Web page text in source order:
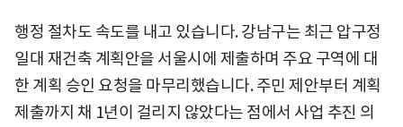
행정 절차도 속도를 내고 있습니다. 강남구는 최근 압구정
일대 재건축 계획안을 서울시에 제출하며 주요 구역에 대
한 계획 승인 요청을 마무리했습니다. 주민 제안부터 계획
제출까지 채 1년이 걸리지 않았다는 점에서 사업 추진 의